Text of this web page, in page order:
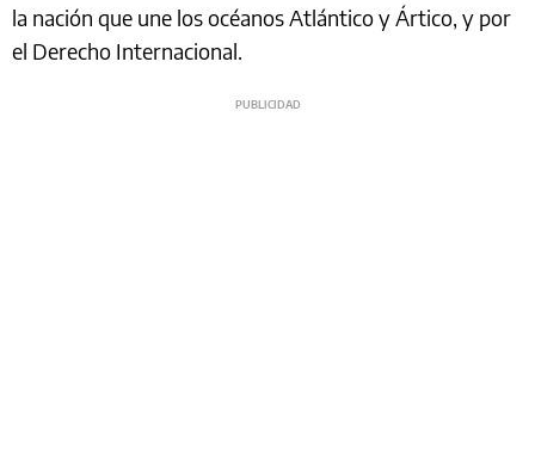
la nación que une los océanos Atlántico y Ártico, y por
el Derecho Internacional.